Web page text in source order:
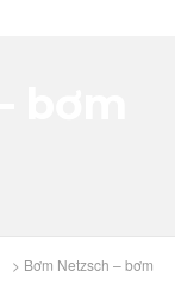
> Bơm Netzsch – bơm